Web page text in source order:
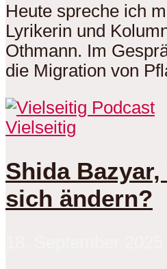
Heute spreche ich
Lyrikerin und
Othmann. Im
die Migration von
Vielseitig
Shida
sich ändern?